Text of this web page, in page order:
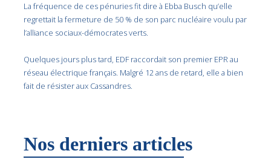
La fréquence de ces pénuries fit dire à Ebba Busch qu’elle
regrettait la fermeture de 50 % de son parc nucléaire voulu par
l’alliance sociaux-démocrates verts.
Quelques jours plus tard, EDF raccordait son premier EPR au
réseau électrique français. Malgré 12 ans de retard, elle a bien
fait de résister aux Cassandres.
Nos derniers articles